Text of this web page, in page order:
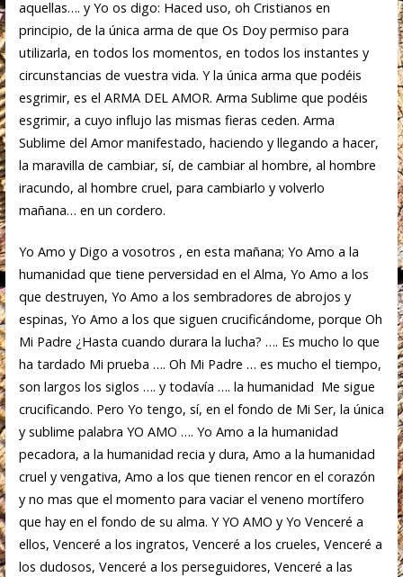
aquellas…. y Yo os digo: Haced uso, oh Cristianos en
principio, de la única arma de que Os Doy permiso para
utilizarla, en todos los momentos, en todos los instantes y
circunstancias de vuestra vida. Y la única arma que podéis
esgrimir, es el ARMA DEL AMOR. Arma Sublime que podéis
esgrimir, a cuyo influjo las mismas fieras ceden. Arma
Sublime del Amor manifestado, haciendo y llegando a hacer,
la maravilla de cambiar, sí, de cambiar al hombre, al hombre
iracundo, al hombre cruel, para cambiarlo y volverlo
mañana… en un cordero.
Yo Amo y Digo a vosotros , en esta mañana; Yo Amo a la
humanidad que tiene perversidad en el Alma, Yo Amo a los
que destruyen, Yo Amo a los sembradores de abrojos y
espinas, Yo Amo a los que siguen crucificándome, porque Oh
Mi Padre ¿Hasta cuando durara la lucha? …. Es mucho lo que
ha tardado Mi prueba …. Oh Mi Padre … es mucho el tiempo,
son largos los siglos …. y todavía …. la humanidad Me sigue
crucificando. Pero Yo tengo, sí, en el fondo de Mi Ser, la única
y sublime palabra YO AMO …. Yo Amo a la humanidad
pecadora, a la humanidad recia y dura, Amo a la humanidad
cruel y vengativa, Amo a los que tienen rencor en el corazón
y no mas que el momento para vaciar el veneno mortífero
que hay en el fondo de su alma. Y YO AMO y Yo Venceré a
ellos, Venceré a los ingratos, Venceré a los crueles, Venceré a
los dudosos, Venceré a los perseguidores, Venceré a las